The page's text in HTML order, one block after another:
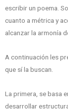
escribir un poema.
cuanto a métrica y
alcanzar la armonía
A continuación les
que sí la buscan.
La primera, se basa
desarrollar